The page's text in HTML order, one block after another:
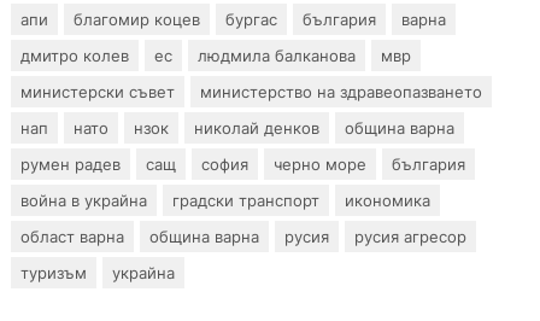
апи благомир коцев бургас българия
варна
дмитро колев
ес людмила балканова
мвр
министерски съвет
министерство на здравеопазването
нап
нато нзок николай денков
община варна
румен радев
сащ софия черно море
българия
война в украйна
градски транспорт
икономика
област варна
община варна русия
русия агресор
туризъм
украйна